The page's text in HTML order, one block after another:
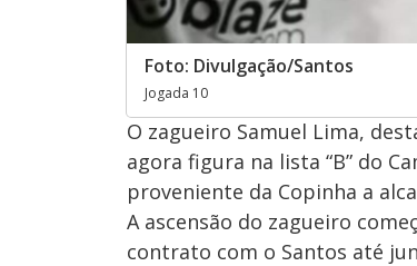
Foto: Divulgação/Santos
Jogada 10
O zagueiro Samuel Lima,
agora figura na lista “B” do
proveniente da Copinha a
A ascensão do zagueiro
contrato com o Santos até